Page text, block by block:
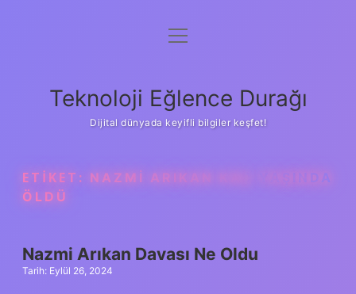
Anasayfa
Yasal Uyarı
menüyü
Teknoloji Eğlence Durağı
Dijital dünyada keyifli bilgiler keşfet!
ETIKET: NAZMI ARIKAN KAÇ YAŞINDA
ÖLDÜ
Nazmi Arıkan Davası Ne Oldu
Tarih: Eylül 26, 2024